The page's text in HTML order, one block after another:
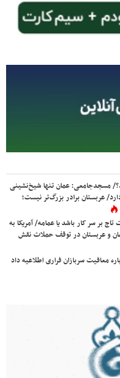
مسجدجامعی: عمان تنها شیخ‌نشینی
عربستان برادر بزرگ‌تر نیست؛
بر سر کار باشد یا عمامه/ آمریکا به
و عربستان در توقف حملات نقش
معافیت سربازان فراری اطلاعیه داد